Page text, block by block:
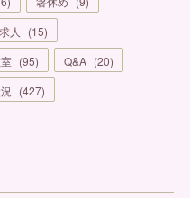
求人 (15)
(95) Q&A (20)
(427)